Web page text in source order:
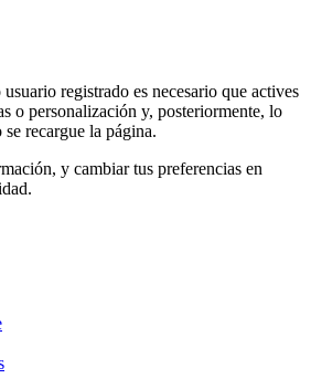
registrado es necesario que actives
o personalización y, posteriormente, lo
recargue la página.
y cambiar tus preferencias en
.